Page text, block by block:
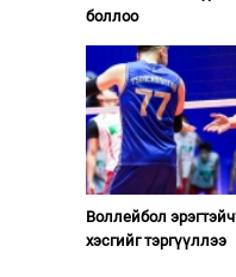
боллоо
Воллейбол
хэсгийг тэргүүллээ